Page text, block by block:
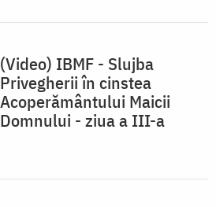
(Video) IBMF - Slujba
Privegherii în cinstea
Acoperământului Maicii
Domnului - ziua a III-a